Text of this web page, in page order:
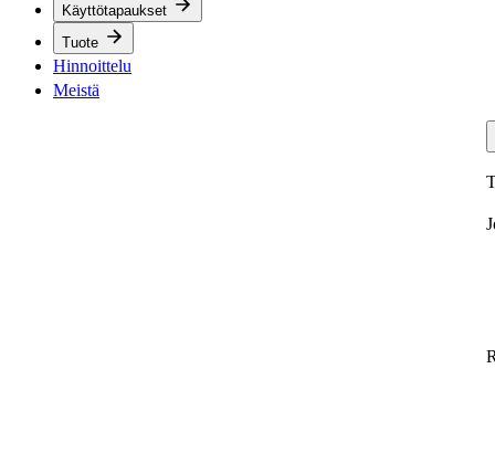
Käyttötapaukset
Tuote
Hinnoittelu
Meistä